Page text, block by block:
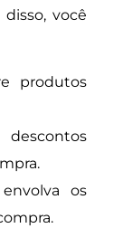
você
produtos
os